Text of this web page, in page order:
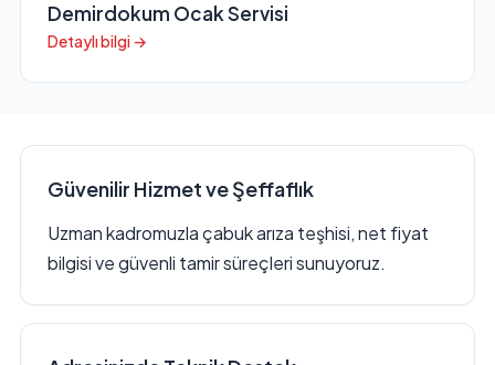
Demirdokum Ocak Servisi
Detaylı bilgi →
Güvenilir Hizmet ve Şeffaflık
Uzman kadromuzla çabuk arıza teşhisi, net fiyat
bilgisi ve güvenli tamir süreçleri sunuyoruz.